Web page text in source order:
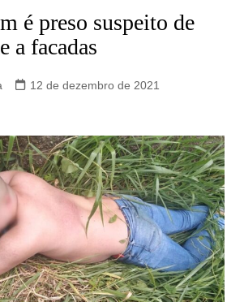
é preso suspeito de
a facadas
12 de dezembro de 2021